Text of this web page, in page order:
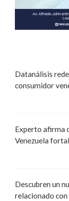
Datanálisis
consumidor
Experto afirma
Venezuela
Descubren un
relacionado con